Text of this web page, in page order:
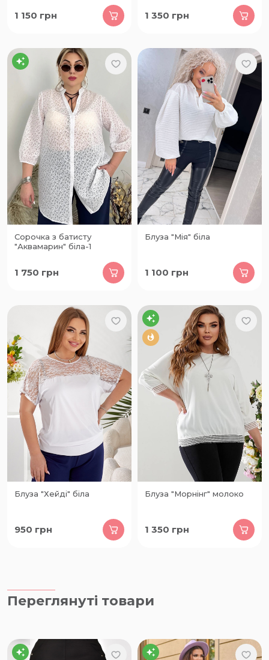
1 150 грн 1 350 грн
Сорочка з батисту
"Аквамарин" біла-1
1 750 грн
Блуза "Мія" біла
1 100 грн
Блуза "Хейді" біла
950 грн
Блуза "Морнінг" молоко
1 350 грн
Переглянуті товари